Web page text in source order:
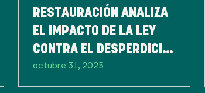
RESTAURACIÓN ANALIZA
EL IMPACTO DE LA LEY
CONTRA EL DESPERDICIO
ALIMENTARIO TRAS SUS
PRIMEROS 6 MESES
octubre 31, 2025